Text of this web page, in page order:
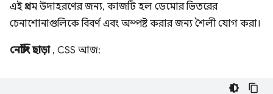
এই প্রথম উদাহরণের জন্য, কাজটি হল ডেমোর ভিতরের
চেনাশোনাগুলিকে বিবর্ণ এবং অস্পষ্ট করার জন্য শৈলী যোগ করা।
নেস্টিং ছাড়া, CSS আজ: